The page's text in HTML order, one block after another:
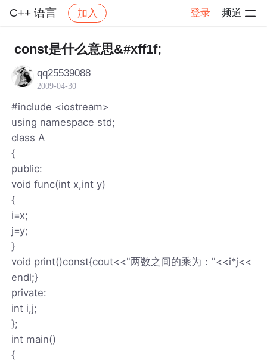
C++ 语言 加入 登录 频道
C++ 语言 帖子详情
const是什么意思&#xff1f;
qq25539088
2009-04-30
#include <iostream>
using namespace std;
class A
{
public:
void func(int x,int y)
{
i=x;
j=y;
}
void print()const{cout<<"两数之间的乘为："<<i*j<<
endl;}
private:
int i,j;
};
int main()
{